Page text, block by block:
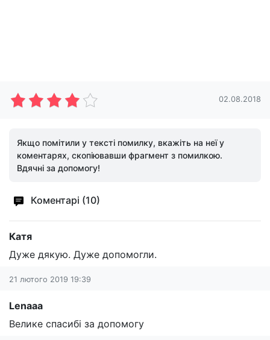
02.08.2018
Якщо помітили у тексті помилку, вкажіть на неї у
коментарях, скопіювавши фрагмент з помилкою.
Вдячні за допомогу!
Коментарі (10)
Катя
Дуже дякую. Дуже допомогли.
21 лютого 2019 19:39
Lenaaa
Велике спасибі за допомогу